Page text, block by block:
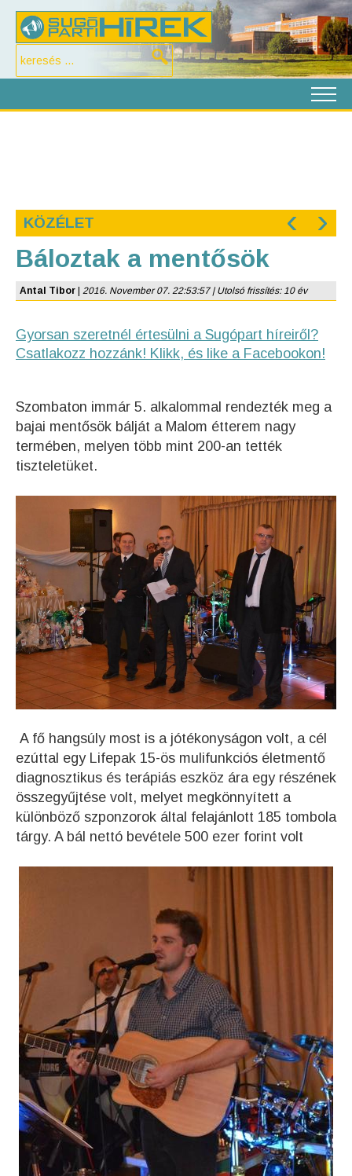
KÖZÉLET ‹ ›
Báloztak a mentősök
Antal Tibor 2016. November 07. 22:53:57 | Utolsó frissítés: 10 év
Gyorsan szeretnél értesülni a Sugópart híreiről?
Csatlakozz hozzánk! Klikk, és like a Facebookon!
Szombaton immár 5. alkalommal rendezték meg a
bajai mentősök bálját a Malom étterem nagy
termében, melyen több mint 200-an tették
tiszteletüket.
A fő hangsúly most is a jótékonyságon volt, a cél
ezúttal egy Lifepak 15-ös mulifunkciós életmentő
diagnosztikus és terápiás eszköz ára egy részének
összegyűjtése volt, melyet megkönnyített a
különböző szponzorok által felajánlott 185 tombola
tárgy. A bál nettó bevétele 500 ezer forint volt